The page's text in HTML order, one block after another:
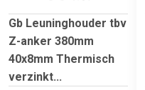
Gb Leuninghouder tbv
Z-anker 380mm
40x8mm Thermisch
verzinkt...